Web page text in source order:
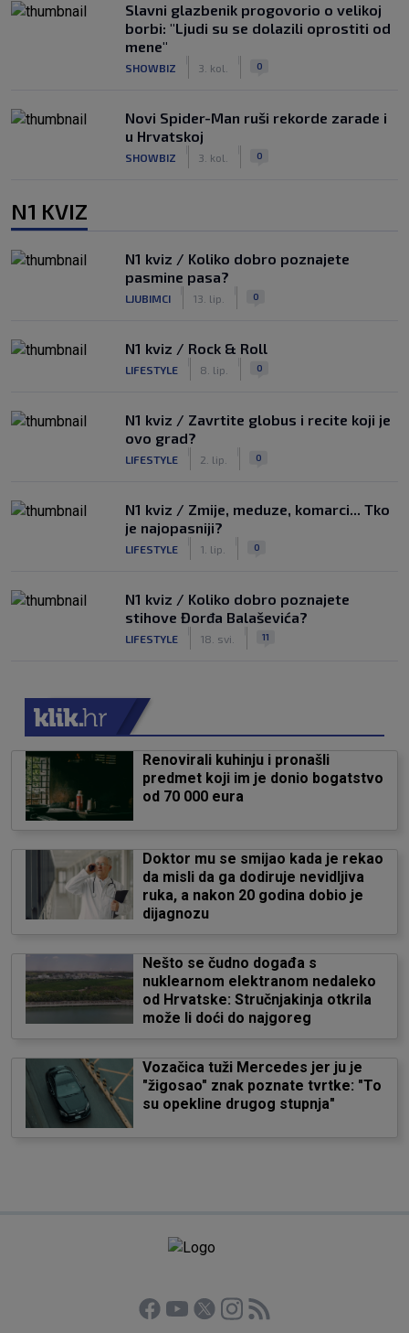
Slavni glazbenik progovorio o velikoj
borbi: "Ljudi su se dolazili oprostiti od
mene"
SHOWBIZ 3. kol. 0
Novi Spider-Man ruši rekorde zarade i
u Hrvatskoj
SHOWBIZ 3. kol. 0
N1 KVIZ
N1 kviz / Koliko dobro poznajete
pasmine pasa?
LJUBIMCI 13. lip. 0
N1 kviz / Rock & Roll
LIFESTYLE 8. lip. 0
N1 kviz / Zavrtite globus i recite koji je
ovo grad?
LIFESTYLE 2. lip. 0
N1 kviz / Zmije, meduze, komarci... Tko
je najopasniji?
LIFESTYLE 1. lip. 0
N1 kviz / Koliko dobro poznajete
stihove Đorđa Balaševića?
LIFESTYLE 18. svi. 11
Renovirali kuhinju i pronašli
predmet koji im je donio bogatstvo
od 70 000 eura
Doktor mu se smijao kada je rekao
da misli da ga dodiruje nevidljiva
ruka, a nakon 20 godina dobio je
dijagnozu
Nešto se čudno događa s
nuklearnom elektranom nedaleko
od Hrvatske: Stručnjakinja otkrila
može li doći do najgoreg
Vozačica tuži Mercedes jer ju je
"žigosao" znak poznate tvrtke: "To
su opekline drugog stupnja"